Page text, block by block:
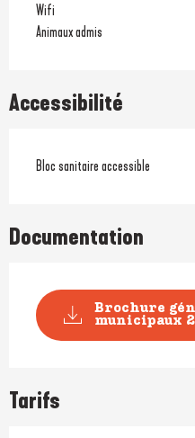
Wifi
Animaux admis
Accessibilité
Bloc sanitaire accessible
Documentation
Brochure
municipaux
Tarifs